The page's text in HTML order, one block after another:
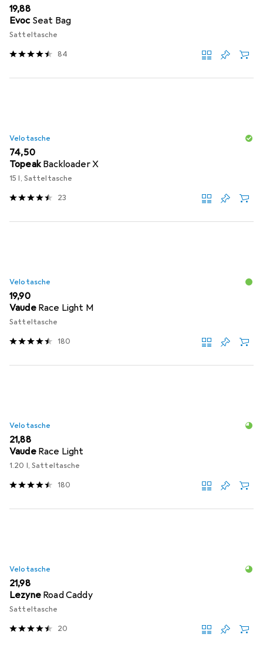
EUR
19,88
Evoc Seat Bag
Satteltasche
84
Velotasche
EUR
74,50
Topeak Backloader X
15 l, Satteltasche
23
Velotasche
EUR
19,90
Vaude Race Light M
Satteltasche
180
Velotasche
EUR
21,88
Vaude Race Light
1.20 l, Satteltasche
180
Velotasche
EUR
21,98
Lezyne Road Caddy
Satteltasche
20